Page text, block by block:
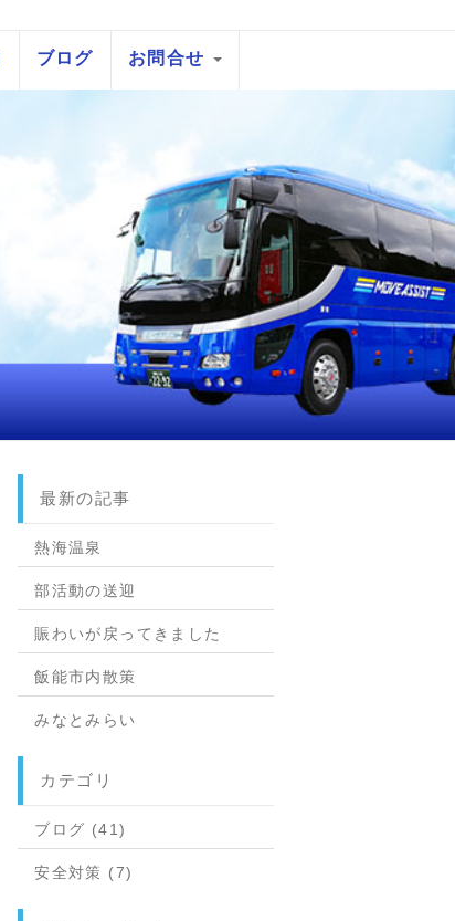
ブログ お問合せ
最新の記事
熱海温泉
部活動の送迎
賑わいが戻ってきました
飯能市内散策
みなとみらい
カテゴリ
ブログ (41)
安全対策 (7)